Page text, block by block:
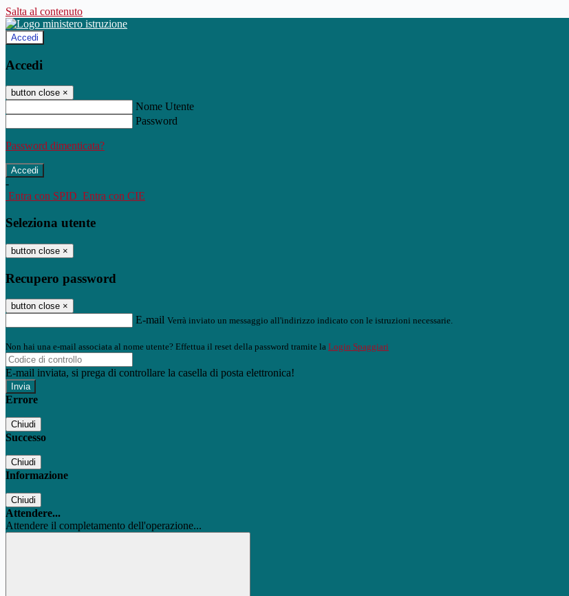
Salta al contenuto
Accedi
Accedi
button close ×
Nome Utente
Password
Password dimenticata?
-
Entra con SPID Entra con CIE
Seleziona utente
button close ×
Recupero password
button close ×
E-mail Verrà inviato un messaggio all'indirizzo indicato con le istruzioni necessarie.
Non hai una e-mail associata al nome utente? Effettua il reset della password tramite la Login Spaggiari
E-mail inviata, si prega di controllare la casella di posta elettronica!
Errore
Chiudi
Successo
Chiudi
Informazione
Chiudi
Attendere...
Attendere il completamento dell'operazione...